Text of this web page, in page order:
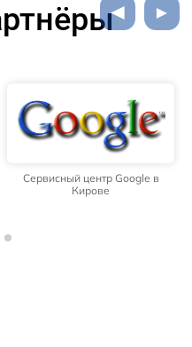
Сервисный центр Google в
Кирове